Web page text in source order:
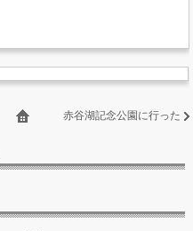
赤谷湖記念公園に行った